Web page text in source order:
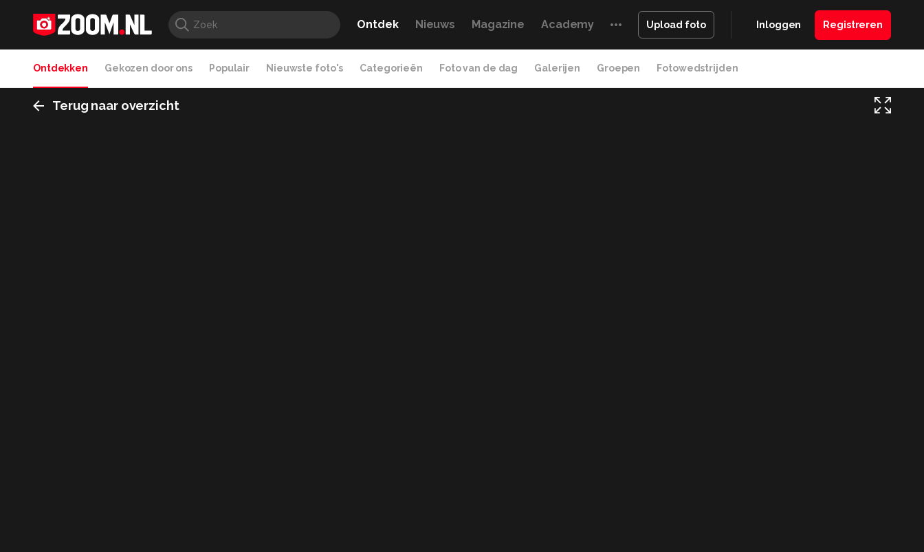
Ontdek Nieuws Magazine Academy Upload foto Inloggen Registreren
Ontdekken Gekozen door ons Populair Nieuwste foto's Categorieën Foto van de dag Galerijen Groepen Fotowedstrijden
Terug naar overzicht